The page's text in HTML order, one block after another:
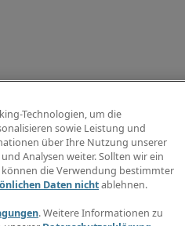
Technologien, um die
sowie Leistung und
über Ihre Nutzung unserer
Analysen weiter. Sollten wir ein
die Verwendung bestimmter
Daten nichtablehnen.
. Weitere Informationen zu